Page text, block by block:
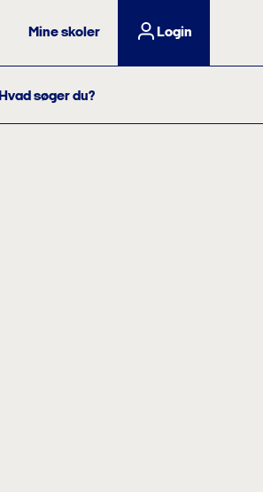
Mine skoler Login
Hvad søger du?